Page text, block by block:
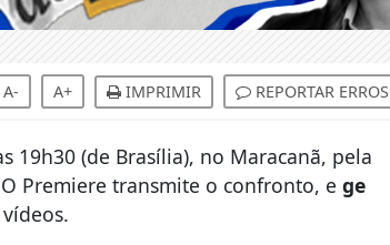
A- A+ IMPRIMIR REPORTAR ERROS
19h30 (de Brasília), no Maracanã, pela
Premiere transmite o confronto, ege